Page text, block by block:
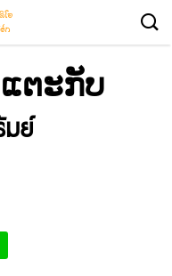
ບແຕະກັບ
ย์